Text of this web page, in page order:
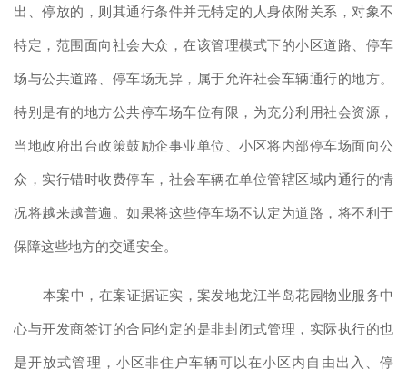
出、停放的，则其通行条件并无特定的人身依附关系，对象不
特定，范围面向社会大众，在该管理模式下的小区道路、停车
场与公共道路、停车场无异，属于允许社会车辆通行的地方。
特别是有的地方公共停车场车位有限，为充分利用社会资源，
当地政府出台政策鼓励企事业单位、小区将内部停车场面向公
众，实行错时收费停车，社会车辆在单位管辖区域内通行的情
况将越来越普遍。如果将这些停车场不认定为道路，将不利于
保障这些地方的交通安全。
本案中，在案证据证实，案发地龙江半岛花园物业服务中
心与开发商签订的合同约定的是非封闭式管理，实际执行的也
是开放式管理，小区非住户车辆可以在小区内自由出入、停